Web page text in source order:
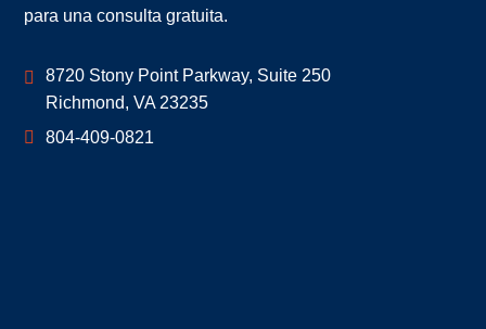
para una consulta gratuita.
Geoff McDonald & Associates
8720 Stony Point Parkway, Suite 250
Richmond, VA 23235
804-409-0821